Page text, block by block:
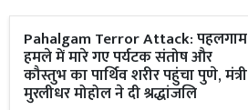
Pahalgam Terror Attack: पहलगाम
हमले में मारे गए पर्यटक संतोष और
कौस्तुभ का पार्थिव शरीर पहुंचा पुणे, मंत्री
मुरलीधर मोहोल ने दी श्रद्धांजलि